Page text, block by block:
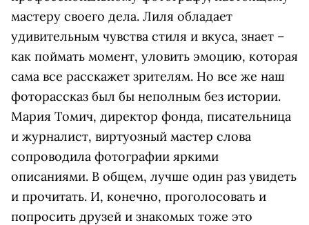
мастеру своего дела. Лиля обладает
удивительным чувства стиля и вкуса, знает –
как поймать момент, уловить эмоцию, которая
сама все расскажет зрителям. Но все же наш
фоторассказ был бы неполным без истории.
Мария Томич, директор фонда, писательница
и журналист, виртуозный мастер слова
сопроводила фотографии яркими
описаниями. В общем, лучше один раз увидеть
и прочитать. И, конечно, проголосовать и
попросить друзей и знакомых тоже это